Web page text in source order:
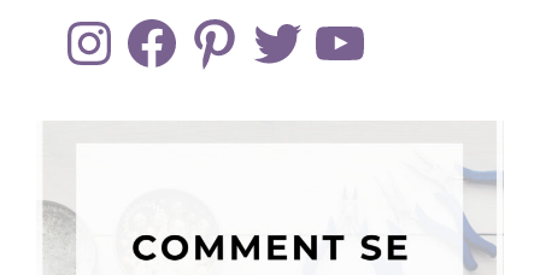
InstagramFacebook Pinterest Twitter